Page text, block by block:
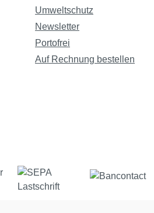
Umweltschutz
Newsletter
Portofrei
Auf Rechnung bestellen